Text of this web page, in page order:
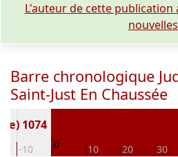
L'auteur de cette publication
Barre chronologique
Saint-Just En Chaussée
-10 0 10 20 30
1074